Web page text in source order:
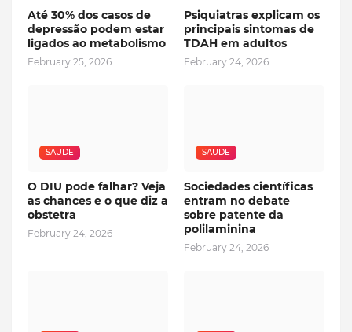
Até 30% dos casos de
depressão podem estar
ligados ao metabolismo
February 25, 2026
Psiquiatras explicam os
principais sintomas de
TDAH em adultos
February 24, 2026
SAUDE
O DIU pode falhar? Veja
as chances e o que diz a
obstetra
February 24, 2026
SAUDE
Sociedades científicas
entram no debate
sobre patente da
polilaminina
February 24, 2026